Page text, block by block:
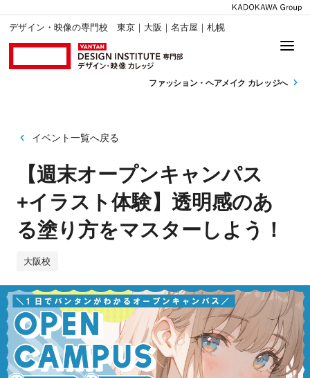
デザイン・映像の専門校 東京｜大阪｜名古屋｜札幌
ファッション・ ヘアメイク カレッジへ
イベント一覧へ戻る
【週末オープンキャンパス
+イラスト体験】透明感のあ
る塗り方をマスターしよう！
大阪校